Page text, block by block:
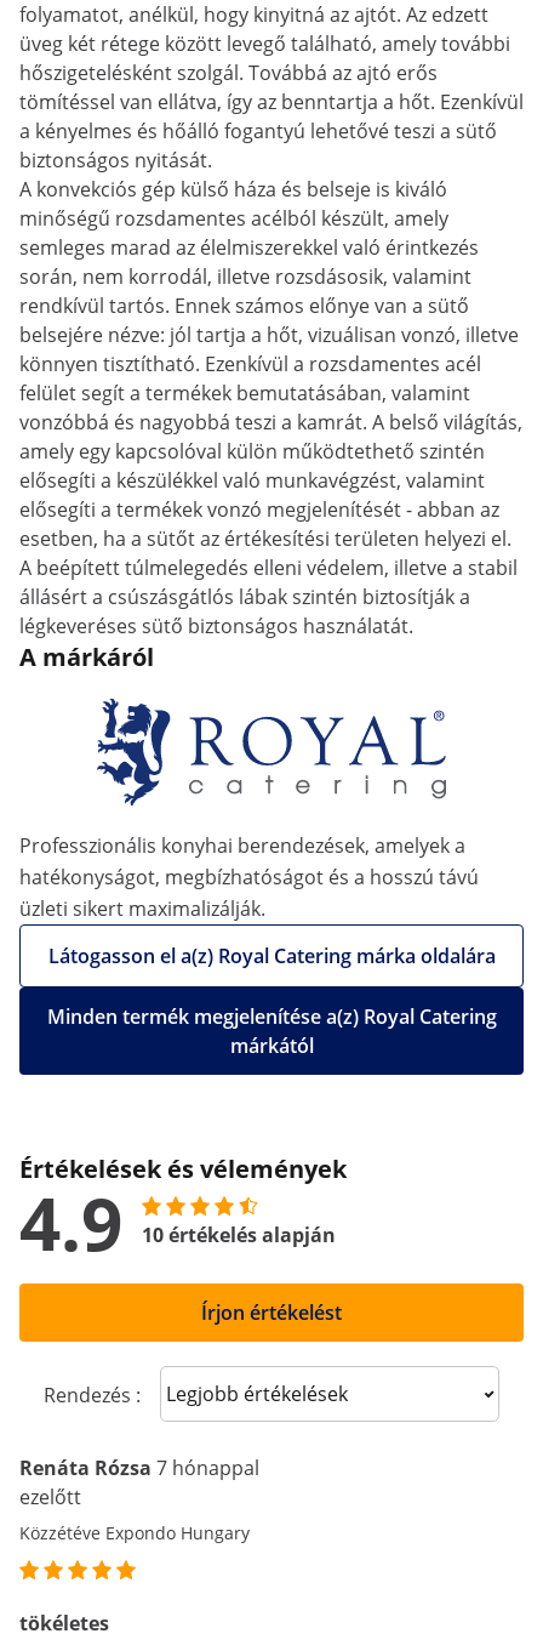
folyamatot, anélkül, hogy kinyitná az ajtót. Az edzett
üveg két rétege között levegő található, amely további
hőszigetelésként szolgál. Továbbá az ajtó erős
tömítéssel van ellátva, így az benntartja a hőt. Ezenkívül
a kényelmes és hőálló fogantyú lehetővé teszi a sütő
biztonságos nyitását.
A konvekciós gép külső háza és belseje is kiváló
minőségű rozsdamentes acélból készült, amely
semleges marad az élelmiszerekkel való érintkezés
során, nem korrodál, illetve rozsdásosik, valamint
rendkívül tartós. Ennek számos előnye van a sütő
belsejére nézve: jól tartja a hőt, vizuálisan vonzó, illetve
könnyen tisztítható. Ezenkívül a rozsdamentes acél
felület segít a termékek bemutatásában, valamint
vonzóbbá és nagyobbá teszi a kamrát. A belső világítás,
amely egy kapcsolóval külön működtethető szintén
elősegíti a készülékkel való munkavégzést, valamint
elősegíti a termékek vonzó megjelenítését - abban az
esetben, ha a sütőt az értékesítési területen helyezi el.
A beépített túlmelegedés elleni védelem, illetve a stabil
állásért a csúszásgátlós lábak szintén biztosítják a
légkeveréses sütő biztonságos használatát.
A márkáról
Professzionális konyhai berendezések, amelyek a
hatékonyságot, megbízhatóságot és a hosszú távú
üzleti sikert maximalizálják.
Látogasson el a(z) Royal Catering márka oldalára
Minden termék megjelenítése a(z) Royal Catering
márkától
Értékelések és vélemények
4.9 10 értékelés alapján
Írjon értékelést
Rendezés : Sort reviews
Renáta Rózsa 7 hónappal
ezelőtt
Közzétéve Expondo Hungary
tökéletes